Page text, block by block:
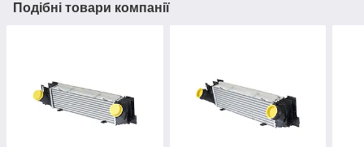
Подібні товари компанії